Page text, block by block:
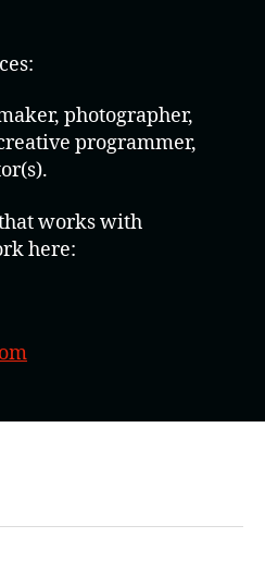
photographer,
programmer,
works with
here: